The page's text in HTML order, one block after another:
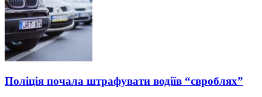
Поліція почала штрафувати водіїв “євроблях”